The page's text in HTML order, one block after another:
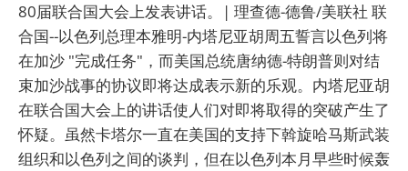
80届联合国大会上发表讲话。| 理查德-德鲁/美联社 联
合国--以色列总理本雅明-内塔尼亚胡周五誓言以色列将
在加沙 "完成任务"，而美国总统唐纳德-特朗普则对结
束加沙战事的协议即将达成表示新的乐观。内塔尼亚胡
在联合国大会上的讲话使人们对即将取得的突破产生了
怀疑。虽然卡塔尔一直在美国的支持下斡旋哈马斯武装
组织和以色列之间的谈判，但在以色列本月早些时候轰